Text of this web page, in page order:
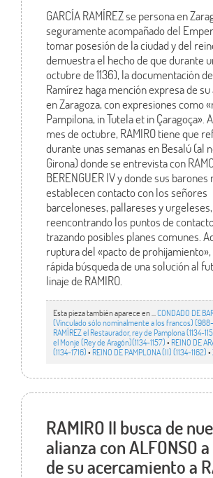
GARCÍA RAMÍREZ se persona en
seguramente acompañado del
tomar posesión de la ciudad y del
demuestra el hecho de que durante
octubre de 1136), la documentación
Ramírez haga mención expresa de
en Zaragoza, con expresiones como
Pampilona, in Tutela et in Çaragoça».
mes de octubre, RAMIRO tiene que
durante unas semanas en Besalú (al
Girona) donde se entrevista con
BERENGUER IV y donde sus
establecen contacto con los señores
barceloneses, pallareses y urgeleses,
reencontrando los puntos de
trazando posibles planes comunes.
ruptura del «pacto de prohijamiento»,
rápida búsqueda de una solución al
linaje de RAMIRO.
Esta pieza también aparece en ... CONDADO DE
(Vinculado sólo nominalmente a los francos)
RAMÍREZ el Restaurador, rey de Pamplona (1134-
el Monje (Rey de Aragón)(1134-1157)• REINO DE
(1134-1716)•REINO DE PAMPLONA (II) (1134-1162)•
RAMIRO II busca de
alianza con ALFONSO
de su acercamiento a